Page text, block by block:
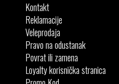
Kontakt
Reklamacije
Veleprodaja
Pravo na odustanak
Povrat ili zamena
Loyalty korisnička stranica